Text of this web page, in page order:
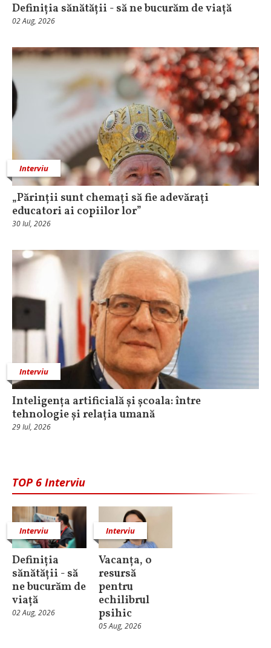
Definiția sănătății - să ne bucurăm de viață
02 Aug, 2026
Interviu
„Părinții sunt chemați să fie adevărați
educatori ai copiilor lor”
30 Iul, 2026
Interviu
Inteligența artificială și școala: între
tehnologie și relația umană
29 Iul, 2026
TOP 6 Interviu
Interviu
Definiția
sănătății - să
ne bucurăm de
viață
02 Aug, 2026
Interviu
Vacanța, o
resursă
pentru
echilibrul
psihic
05 Aug, 2026